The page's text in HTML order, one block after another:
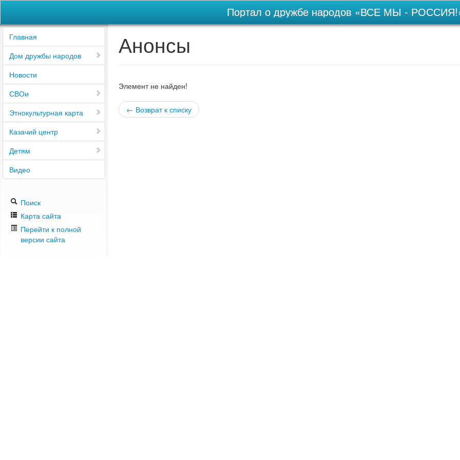
Портал о дружбе народов «ВСЕ МЫ -
Главная
Дом дружбы народов
Новости
СВОи
Этнокультурная карта
Казачий центр
Детям
Видео
Поиск
Карта сайта
Перейти к полной
версии сайта
Анонсы
Элемент не найден!
← Возврат к списку